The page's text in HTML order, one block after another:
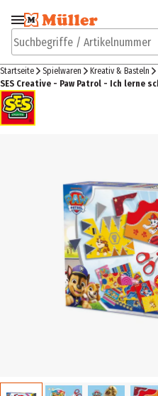
Zur Navigation
springen
Suchbegriffe / Artikelnummer
Startseite Spielwaren Kreativ & Basteln
SES Creative - Paw Patrol - Ich lerne